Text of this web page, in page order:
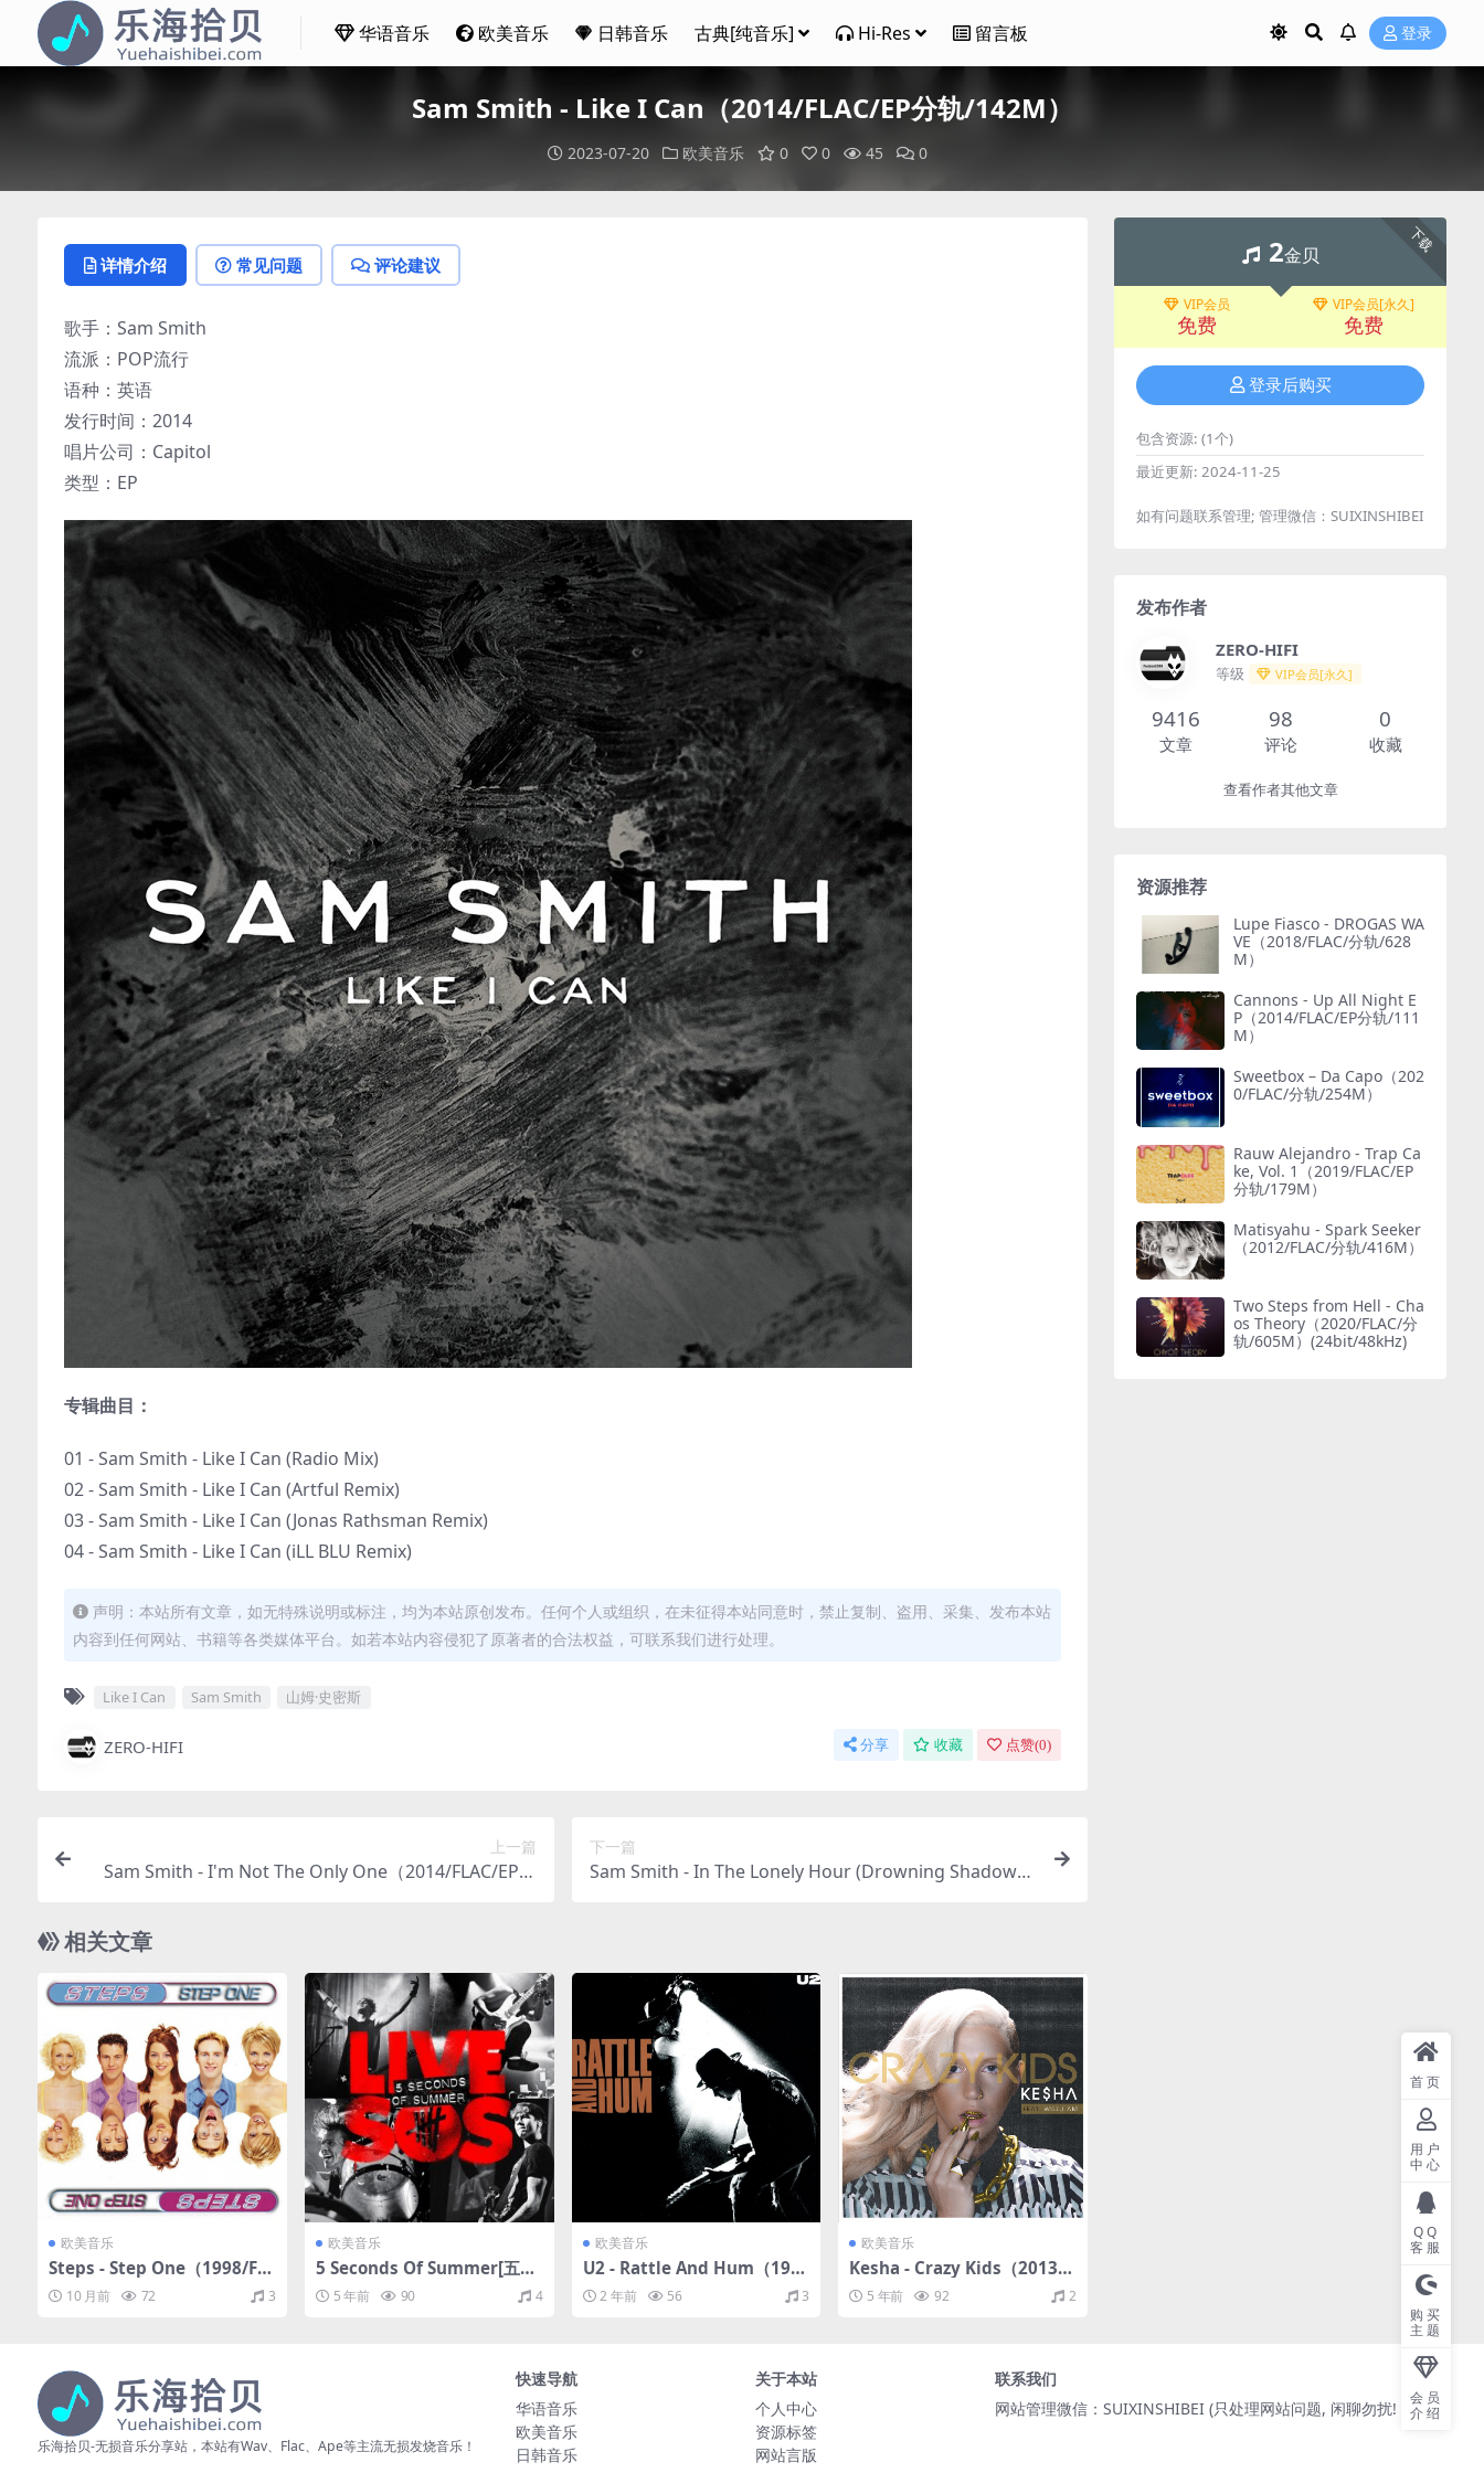
华语音乐 欧美音乐 日韩音乐 古典[纯音乐] Hi-Res 留言板 登录
Sam Smith - Like I Can（2014/FLAC/EP分轨/142M）
2023-07-20 欧美音乐 0 0 45 0
详情介绍 常见问题 评论建议
歌手：Sam Smith
流派：POP流行
语种：英语
发行时间：2014
唱片公司：Capitol
类型：EP
专辑曲目：
01 - Sam Smith - Like I Can (Radio Mix)
02 - Sam Smith - Like I Can (Artful Remix)
03 - Sam Smith - Like I Can (Jonas Rathsman Remix)
04 - Sam Smith - Like I Can (iLL BLU Remix)
声明：本站所有文章，如无特殊说明或标注，均为本站原创发布。任何个人或组织，在未征得本站同意时，禁止复制、盗用、采集、发布本站
内容到任何网站、书籍等各类媒体平台。如若本站内容侵犯了原著者的合法权益，可联系我们进行处理。
Like I Can Sam Smith 山姆·史密斯
ZERO-HIFI 分享 收藏 点赞(0)
上一篇
Sam Smith - I'm Not The Only One（2014/FLAC/EP分
下一篇
Sam Smith - In The Lonely Hour (Drowning Shadows
相关文章
欧美音乐
Steps - Step One（1998/FL
AC/分轨/310M）
10 月前 72 3
欧美音乐
5 Seconds Of Summer[五秒
盛夏] - LIVESOS（2014/FLA
C/分轨/451M）
5 年前 90 4
欧美音乐
U2 - Rattle And Hum（198
8/FLAC/分轨/443M）
2 年前 56 3
欧美音乐
Kesha - Crazy Kids（2013/F
LAC/EP分轨/113M）
5 年前 92 2
下载
2金贝
VIP会员
免费
VIP会员[永久]
免费
登录后购买
包含资源: (1个)
最近更新: 2024-11-25
如有问题联系管理; 管理微信：SUIXINSHIBEI
发布作者
ZERO-HIFI
等级 VIP会员[永久]
9416
文章
98
评论
0
收藏
查看作者其他文章
资源推荐
Lupe Fiasco - DROGAS WA
VE（2018/FLAC/分轨/628
M）
Cannons - Up All Night E
P（2014/FLAC/EP分轨/111
M）
Sweetbox – Da Capo（202
0/FLAC/分轨/254M）
Rauw Alejandro - Trap Ca
ke, Vol. 1（2019/FLAC/EP
分轨/179M）
Matisyahu - Spark Seeker
（2012/FLAC/分轨/416M）
Two Steps from Hell - Cha
os Theory（2020/FLAC/分
轨/605M）(24bit/48kHz)
乐海拾贝-无损音乐分享站，本站有Wav、Flac、Ape等主流无损发烧音乐！
快速导航
华语音乐
欧美音乐
日韩音乐
关于本站
个人中心
资源标签
网站言版
联系我们
网站管理微信：SUIXINSHIBEI (只处理网站问题, 闲聊勿扰! )
首页
用户
中心
QQ
客服
购买
主题
会员
介绍